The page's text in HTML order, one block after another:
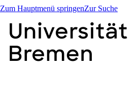
Zum Hauptmenü springenZur Suche